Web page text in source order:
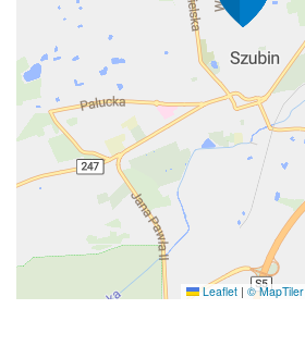
Leaflet | © MapTiler